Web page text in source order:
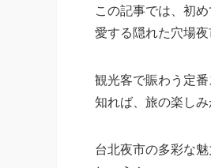
この記事では、初
愛する隠れた穴場夜
観光客で賑わう定
知れば、旅の楽しみ
台北夜市の多彩な